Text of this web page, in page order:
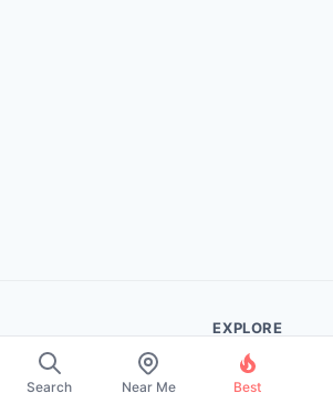
Search Near Me Best
EXPLORE
About Us